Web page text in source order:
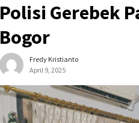
Polisi Gerebek
Bogor
Fredy Kristianto
April 9, 2025